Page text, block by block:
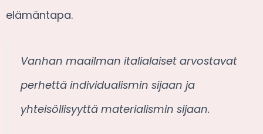
elämäntapa.
Vanhan maailman italialaiset arvostavat
perhettä individualismin sijaan ja
yhteisöllisyyttä materialismin sijaan.